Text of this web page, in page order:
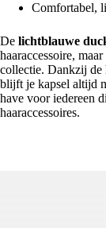
Comfortabel,
De lichtblauwe
haaraccessoire,
collectie. Dankzij de
blijft je kapsel altijd
have voor iedereen
haaraccessoires.